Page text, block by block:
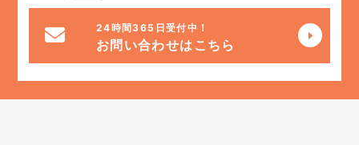
24時間365日受付中！
お問い合わせはこちら